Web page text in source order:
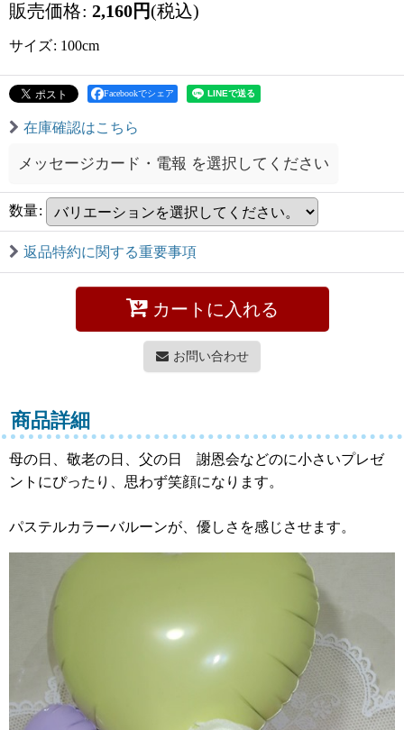
販売価格: 2,160円(税込)
サイズ: 100cm
Facebookでシェア
在庫確認はこちら
メッセージカード・電報 を選択してください
数量:
返品特約に関する重要事項
カートに入れる
お問い合わせ
商品詳細
母の日、敬老の日、父の日 謝恩会などのに小さいプレゼ
ントにぴったり、思わず笑顔になります。
パステルカラーバルーンが、優しさを感じさせます。